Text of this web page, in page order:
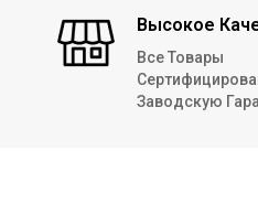
Высокое
Все Товары
Заводскую